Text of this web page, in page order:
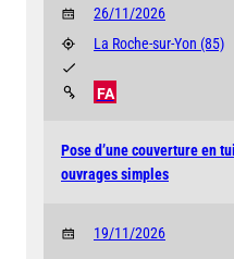
26/11/2026
La Roche-sur-Yon (85)
FA
Pose d’une couverture en
ouvrages simples
19/11/2026